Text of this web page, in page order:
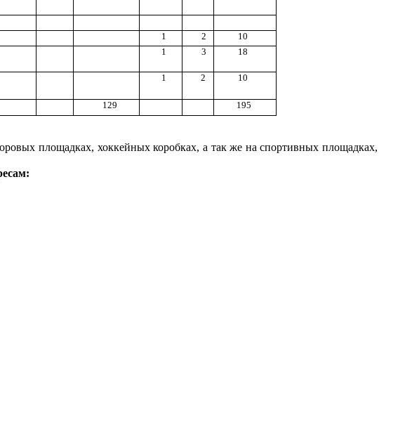
1 2
10
1 3 18
1 2 10
129 195
площадках, хоккейных коробках, а так же на спортивных площадках,